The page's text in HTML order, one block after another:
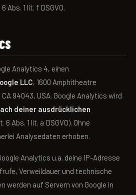
Abs. 1 lit. f DSGVO.
Analytics 4, einen
LLC, 1600 Amphitheatre
94043, USA. Google Analytics wird
deiner ausdrücklichen
6 Abs. 1 lit. a DSGVO). Ohne
Analysedaten erhoben.
Analytics u.a. deine IP-Adresse
Verweildauer und technische
werden auf Servern von Google in